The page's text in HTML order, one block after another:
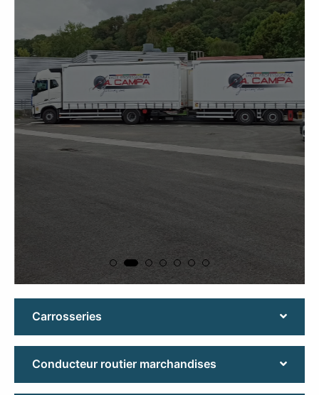
marchandises
voir
Carrosseries
Conducteur routier marchandises